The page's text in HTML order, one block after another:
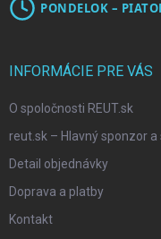
PONDELOK –
INFORMÁCIE PRE VÁS
O spoločnosti REUT.sk
reut.sk – Hlavný sponzor
Detail objednávky
Doprava a platby
Kontakt